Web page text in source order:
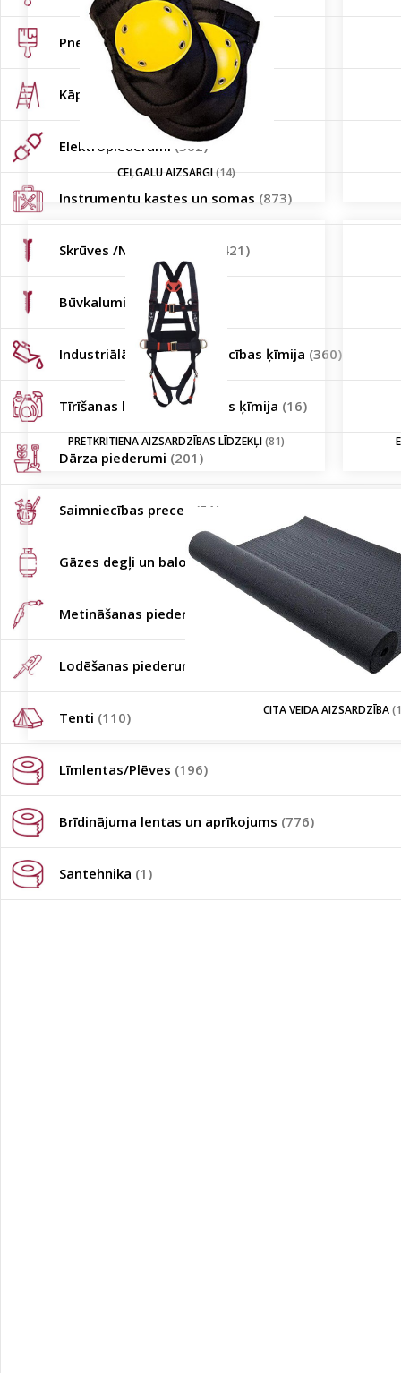
Pneimatiskie instrumenti(102)
Kāpnes (134)
Elektropiederumi (302)
Instrumentu kastes un somas (873)
Skrūves /Naglas / Dībeļi (421)
Būvkalumi (45)
Industriālā / auto / būvniecības ķīmija (360)
Tīrīšanas līdzekļi / sadzīves ķīmija (16)
Dārza piederumi (201)
Saimniecības preces (51)
Gāzes degļi un baloni(74)
Metināšanas piederumi
Lodēšanas piederumi
Tenti (110)
Līmlentas/Plēves (196)
Brīdinājuma lentas un aprīkojums (776)
Santehnika (1)
CEĻGALU AIZSARGI(14)
PRETKRITIENA AIZSARDZĪBAS LĪDZEKĻI(81)
CITA VEIDA AIZSARDZĪBA